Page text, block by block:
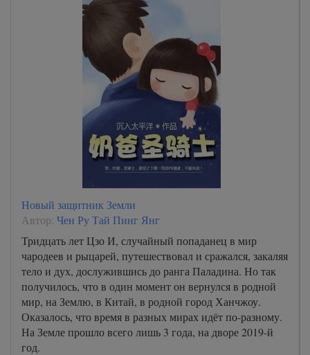
Новый защитник Земли
Автор: Чен Ру Тай Пинг Янг
Тридцать лет Цзо И, случайный попаданец в мир
чародеев и рыцарей, путешествовал и сражался, закаляя
тело и дух, дослужившись до ранга Паладина. Но так
получилось, что в один момент он вернулся в родной
мир, на Землю, в Китай, в родной город Ханчжоу.
Оказалось, что время в разных мирах идёт по-разному.
На Земле прошло всего лишь 3 года, на дворе 2019-й
год.